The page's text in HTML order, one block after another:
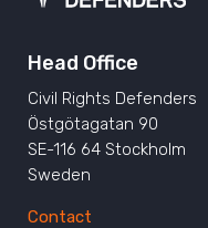
Head Office
Civil Rights Defenders
Östgötagatan 90
SE-116 64 Stockholm
Sweden
Contact